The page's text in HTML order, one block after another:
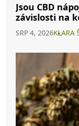
Jsou CBD
závislosti na
SRP 4, 2026KLARA